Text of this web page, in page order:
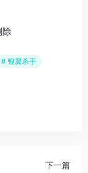
除
# 银翼杀手
下一篇